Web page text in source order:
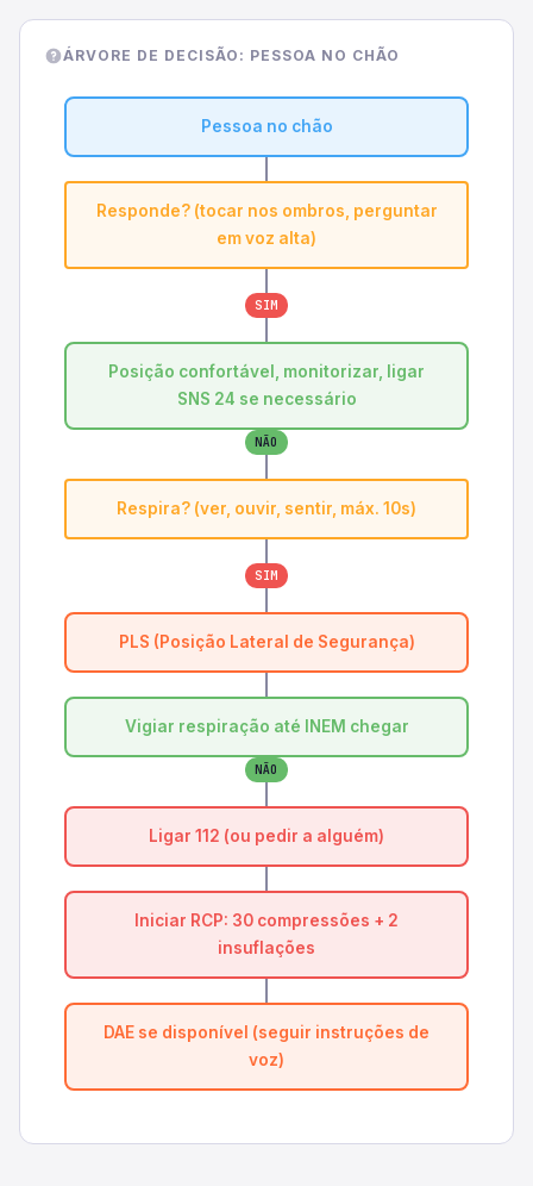
ÁRVORE DE DECISÃO: PESSOA NO CHÃO
Pessoa no chão
Responde? (tocar nos ombros, perguntar
em voz alta)
SIM
Posição confortável, monitorizar, ligar
SNS 24 se necessário
NÃO
Respira? (ver, ouvir, sentir, máx. 10s)
SIM
PLS (Posição Lateral de Segurança)
Vigiar respiração até INEM chegar
NÃO
Ligar 112 (ou pedir a alguém)
Iniciar RCP: 30 compressões + 2
insuflações
DAE se disponível (seguir instruções de
voz)